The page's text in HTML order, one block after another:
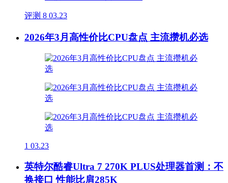
评测 8 03.23
2026年3月高性价比CPU盘点 主流攒机必选
1 03.23
英特尔酷睿Ultra 7 270K PLUS处理器首测：不
换接口 性能比肩285K